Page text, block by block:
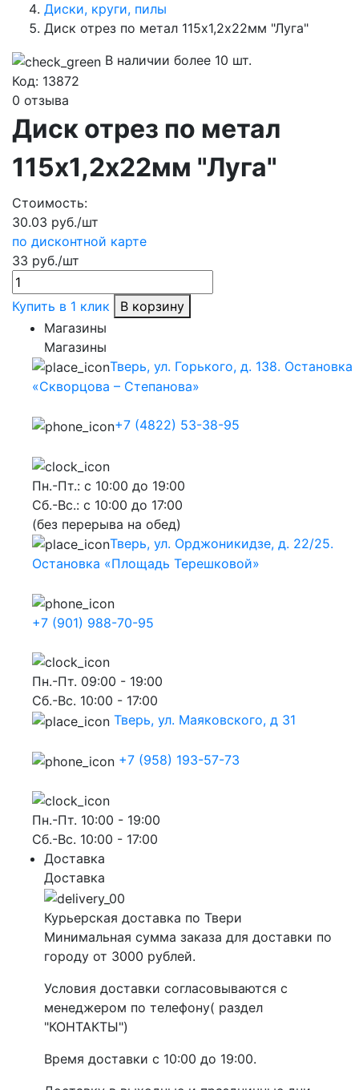
Диски, круги, пилы
Диск отрез по метал 115х1,2х22мм "Луга"
В наличии более 10 шт.
Код: 13872
0 отзыва
Диск отрез по метал
115х1,2х22мм "Луга"
Стоимость:
30.03 руб./шт
по дисконтной карте
33 руб./шт
Купить в 1 клик
В корзину
Магазины
Магазины
Тверь, ул. Горького, д. 138. Остановка
«Скворцова – Степанова»
+7 (4822) 53-38-95
Пн.-Пт.: с 10:00 до 19:00
Сб.-Вс.: с 10:00 до 17:00
(без перерыва на обед)
Тверь, ул. Орджоникидзе, д. 22/25.
Остановка «Площадь Терешковой»
+7 (901) 988-70-95
Пн.-Пт. 09:00 - 19:00
Сб.-Вс. 10:00 - 17:00
Тверь, ул. Маяковского, д 31
+7 (958) 193-57-73
Пн.-Пт. 10:00 - 19:00
Сб.-Вс. 10:00 - 17:00
Доставка
Доставка
Курьерская доставка по Твери
Минимальная сумма заказа для доставки по
городу от 3000 рублей.
Условия доставки согласовываются с
менеджером по телефону( раздел
"КОНТАКТЫ")
Время доставки с 10:00 до 19:00.